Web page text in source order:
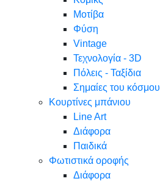
Μοτίβα
Φύση
Vintage
Τεχνολογία - 3D
Πόλεις - Ταξίδια
Σημαίες του κόσμου
Κουρτίνες μπάνιου
Line Art
Διάφορα
Παιδικά
Φωτιστικά οροφής
Διάφορα